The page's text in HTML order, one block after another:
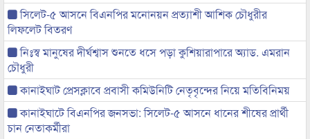
সিলেট-৫ আসনে বিএনপির মনোনয়ন প্রত্যাশী আশিক চৌধুরীর
লিফলেট বিতরণ
নিঃস্ব মানুষের দীর্ঘশ্বাস শুনতে ধসে পড়া কুশিয়ারাপারে অ্যাড. এমরান
চৌধুরী
কানাইঘাট প্রেসক্লাবে প্রবাসী কমিউনিটি নেতৃবৃন্দের নিয়ে মতিবিনিময়
কানাইঘাটে বিএনপির জনসভা: সিলেট-৫ আসনে ধানের শীষের প্রার্থী
চান নেতাকর্মীরা